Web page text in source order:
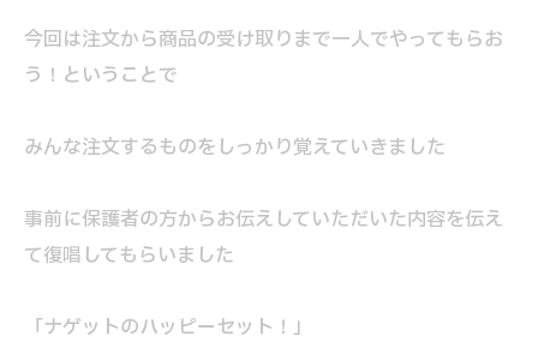
今回は注文から商品の受け取りまで一人でやってもらお
う！ということで
みんな注文するものをしっかり覚えていきました
事前に保護者の方からお伝えしていただいた内容を伝え
て復唱してもらいました
「ナゲットのハッピーセット！」